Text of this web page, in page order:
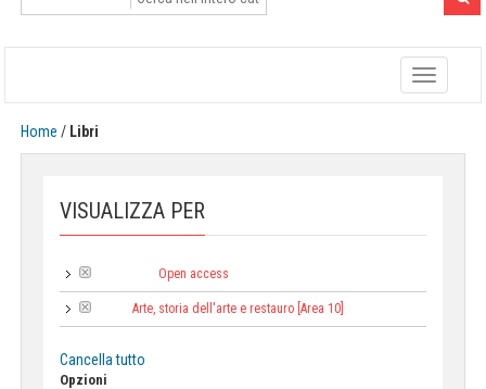
Toggle
navigation
Home / Libri
VISUALIZZA PER
Open access
Arte, storia dell'arte e restauro [Area 10]
Cancella tutto
Opzioni